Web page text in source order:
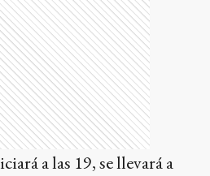
a las 19, se llevará a